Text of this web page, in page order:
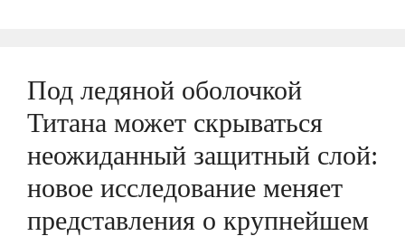
Под ледяной оболочкой
Титана может скрываться
неожиданный защитный слой:
новое исследование меняет
представления о крупнейшем